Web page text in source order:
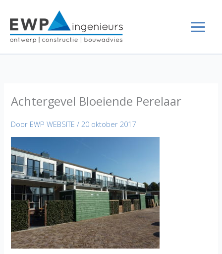
inhoud
Achtergevel Bloeiende Perelaar
Door EWP WEBSITE/20 oktober 2017